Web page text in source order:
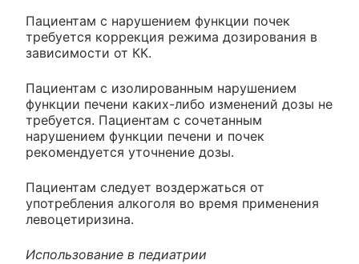
Пациентам с нарушением функции почек
требуется коррекция режима дозирования в
зависимости от КК.
Пациентам с изолированным нарушением
функции печени каких-либо изменений дозы не
требуется. Пациентам с сочетанным
нарушением функции печени и почек
рекомендуется уточнение дозы.
Пациентам следует воздержаться от
употребления алкоголя во время применения
левоцетиризина.
Использование в педиатрии